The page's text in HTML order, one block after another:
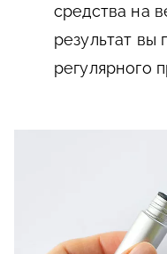
средства на
результат вы
регулярного